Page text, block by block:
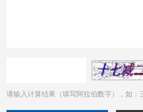
请输入计算结果（填写阿拉伯数字），如：